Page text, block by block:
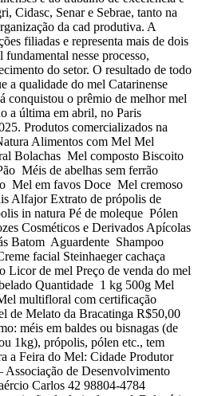
Cidasc, Senar e Sebrae, tanto na
da cad produtiva. A
filiadas e representa mais de dois
nesse processo,
do setor. O resultado de todo
a qualidade do mel Catarinense
conquistou o prêmio de melhor mel
a última em abril, no Paris
Produtos comercializados na
Alimentos com Mel Mel
Bolachas Mel composto Biscoito
Méis de abelhas sem ferrão
Mel em favos Doce Mel cremoso
Alfajor Extrato de própolis de
in natura Pé de moleque Pólen
Cosméticos e Derivados Apícolas
Batom Aguardente Shampoo
facial Steinhaeger cachaça
Licor de mel Preço de venda do mel
Quantidade 1 kg 500g Mel
multifloral com certificação
de Melato da Bracatinga R$50,00
méis em baldes ou bisnagas (de
1kg), própolis, pólen etc., tem
a Feira do Mel: Cidade Produtor
de Desenvolvimento
Carlos 42 98804-4784